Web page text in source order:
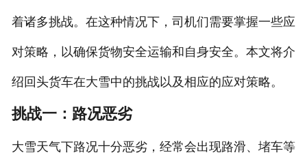
着诸多挑战。在这种情况下，司机们需要掌握一些应
对策略，以确保货物安全运输和自身安全。本文将介
绍回头货车在大雪中的挑战以及相应的应对策略。
挑战一：路况恶劣
大雪天气下路况十分恶劣，经常会出现路滑、堵车等